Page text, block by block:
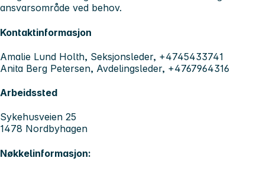
ansvarsområde ved behov.
Kontaktinformasjon
Amalie Lund Holth, Seksjonsleder, +4745433741
Anita Berg Petersen, Avdelingsleder, +4767964316
Arbeidssted
Sykehusveien 25
1478 Nordbyhagen
Nøkkelinformasjon: